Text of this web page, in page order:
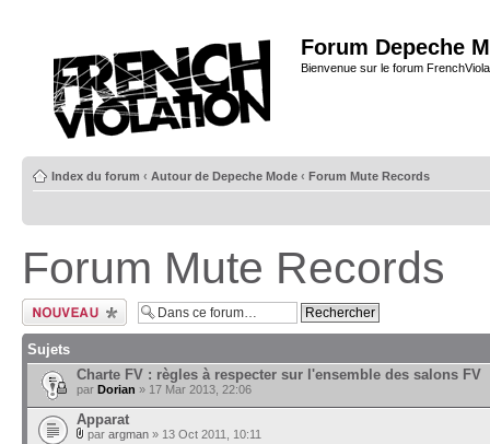
Forum Depeche
Bienvenue sur le forum
Index du forum ‹ Autour de Depeche Mode ‹ Forum Mute Records
Forum Mute Records
Ecrire un nouveau
sujet
Sujets
Charte FV : règles à respecter sur l'ensemble des salons FV
par Dorian » 17 Mar 2013, 22:06
Apparat
par argman » 13 Oct 2011, 10:11